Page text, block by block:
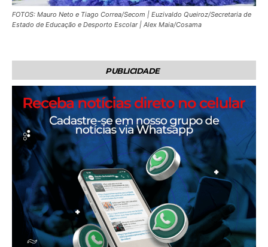
FOTOS: Mauro Neto e Tiago Correa/Secom | Euzivaldo Queiroz/Secretaria de
Estado de Educação e Desporto Escolar | Alex Maia/Cosama
PUBLICIDADE